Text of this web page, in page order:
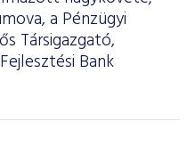
a Pénzügyi
Társigazgató,
Bank